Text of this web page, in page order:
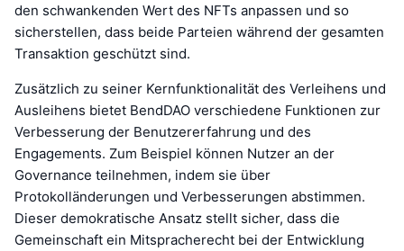
den schwankenden Wert des NFTs anpassen und so
sicherstellen, dass beide Parteien während der gesamten
Transaktion geschützt sind.
Zusätzlich zu seiner Kernfunktionalität des Verleihens und
Ausleihens bietet BendDAO verschiedene Funktionen zur
Verbesserung der Benutzererfahrung und des
Engagements. Zum Beispiel können Nutzer an der
Governance teilnehmen, indem sie über
Protokolländerungen und Verbesserungen abstimmen.
Dieser demokratische Ansatz stellt sicher, dass die
Gemeinschaft ein Mitspracherecht bei der Entwicklung